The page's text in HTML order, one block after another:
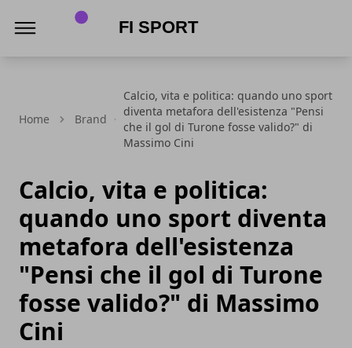
Home Brand
Calcio, vita e politica: quando uno sport
diventa metafora dell'esistenza "Pensi
che il gol di Turone fosse valido?" di
Massimo Cini
Calcio, vita e politica:
quando uno sport diventa
metafora dell'esistenza
"Pensi che il gol di Turone
fosse valido?" di Massimo
Cini